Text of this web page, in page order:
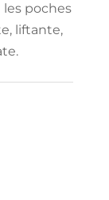
poches
liftante,